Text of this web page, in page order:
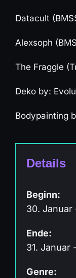
Datacult
Alexsoph
The Fraggle
Deko by:
Bodypainting
Details
Beginn:
30. Januar
Ende:
31. Januar
Genre: